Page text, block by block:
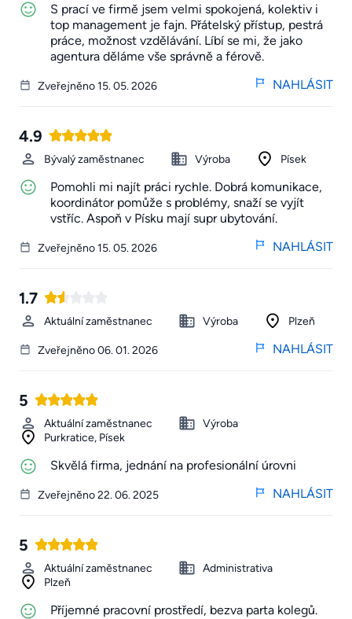
S prací ve firmě jsem velmi spokojená, kolektiv i
top management je fajn. Přátelský přístup, pestrá
práce, možnost vzdělávání. Líbí se mi, že jako
agentura děláme vše správně a férově.
Zveřejněno 15. 05. 2026 NAHLÁSIT
4.9
Bývalý zaměstnanec Výroba Písek
Pomohli mi najít práci rychle. Dobrá komunikace,
koordinátor pomůže s problémy, snaží se vyjít
vstříc. Aspoň v Písku mají supr ubytování.
Zveřejněno 15. 05. 2026 NAHLÁSIT
1.7
Aktuální zaměstnanec Výroba Plzeň
Zveřejněno 06. 01. 2026 NAHLÁSIT
5
Aktuální zaměstnanec
Výroba
Purkratice, Písek
Skvělá firma, jednání na profesionální úrovni
Zveřejněno 22. 06. 2025 NAHLÁSIT
5
Aktuální zaměstnanec
Administrativa
Plzeň
Příjemné pracovní prostředí, bezva parta kolegů.